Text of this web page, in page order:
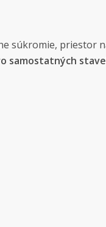
súkromie, priestor
samostatných